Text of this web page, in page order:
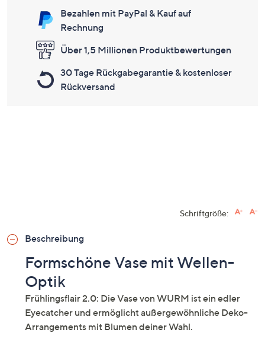
Bezahlen mit PayPal & Kauf auf
Rechnung
Über 1,5 Millionen Produktbewertungen
30 Tage Rückgabegarantie & kostenloser
Rückversand
Schriftgröße:
Beschreibung
Formschöne Vase mit Wellen-
Optik
Frühlingsflair 2.0: Die Vase von WURM ist ein edler
Eyecatcher und ermöglicht außergewöhnliche Deko-
Arrangements mit Blumen deiner Wahl.